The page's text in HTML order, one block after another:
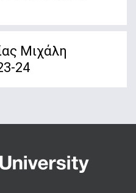
Μιχάλη
24